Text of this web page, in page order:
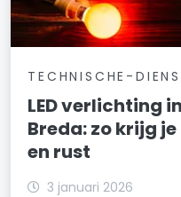
TECHNISCHE-
LED verlichting
Breda: zo krijg
en rust
3 januari 2026